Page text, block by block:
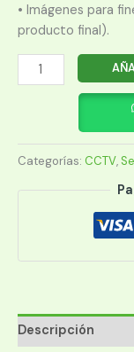
• Imágenes para
producto final).
CÁMARA
DAHUA
4K
20M
Categorías: CCTV,
Descripción